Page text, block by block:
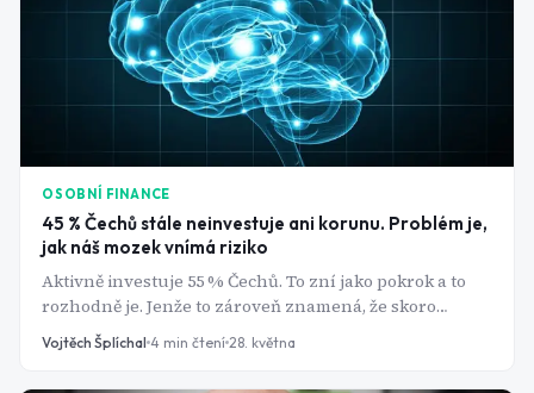
OSOBNÍ FINANCE
45 % Čechů stále neinvestuje ani korunu. Problém je,
jak náš mozek vnímá riziko
Aktivně investuje 55 % Čechů. To zní jako pokrok a to
rozhodně je. Jenže to zároveň znamená, že skoro
polovina dospělé populace stále není na trhu vůbec.
Ne proto, že by neměla přístup k brokerovi. Ne proto, že
Vojtěch Šplíchal 4 min čtení 28. května